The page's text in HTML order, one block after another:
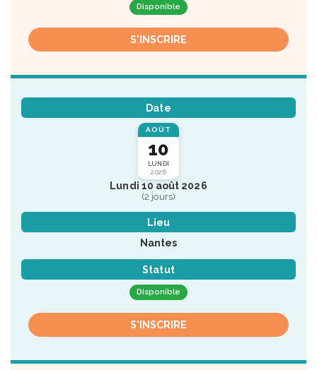
Disponible
S'INSCRIRE
Date
AOÛT
10
LUNDI
2026
Lundi 10 août 2026
(2 jours)
Lieu
Nantes
Statut
Disponible
S'INSCRIRE